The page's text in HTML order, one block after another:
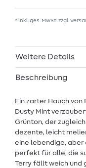
* inkl. ges. MwSt. zzgl.
Weitere Details
Beschreibung
Ein zarter Hauch von
Dusty Mint
Grünton, der
dezente, leicht
eine lebendige, aber
perfekt für alle, die
Terry fällt weich und